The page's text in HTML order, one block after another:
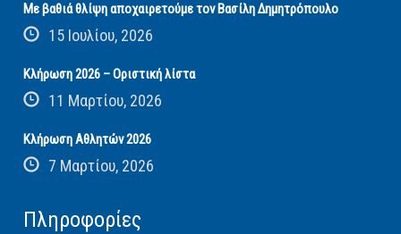
Με βαθιά θλίψη αποχαιρετούμε τον Βασίλη Δημητρόπουλο
15 Ιουλίου, 2026
Κλήρωση 2026 – Οριστική λίστα
11 Μαρτίου, 2026
Κλήρωση Αθλητών 2026
7 Μαρτίου, 2026
Πληροφορίες